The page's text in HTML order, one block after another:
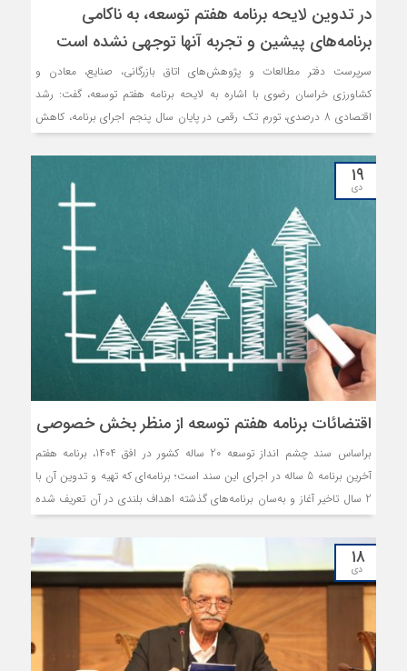
در تدوین لایحه برنامه هفتم توسعه، به ناکامی
برنامه‌های پیشین و تجربه آنها توجهی نشده است
سرپرست دفتر مطالعات و پژوهش‌های اتاق بازرگانی، صنایع، معادن و
کشاورزی خراسان رضوی با اشاره به لایحه برنامه هفتم توسعه، گفت: رشد
اقتصادی 8 درصدی، تورم تک رقمی در پایان سال پنجم اجرای برنامه، کاهش
رشد نقدینگی، نرخ رشد 22 درصدی تشکیل سرمایه ثابت ناخالص و... از
اهداف آرمانی این برنامه است که با واقعیت‌های اقتصاد کشور تطابق ندارد و
دست‌یابی به چنین اهدافی نیازمند اصلاحات ساختاری در کشور است.
۱۹
دی
اقتضائات برنامه هفتم توسعه از منظر بخش خصوصی
براساس سند چشم انداز توسعه 20 ساله کشور در افق 1404، برنامه هفتم
آخرین برنامه 5 ساله در اجرای این سند است؛ برنامه‌ای که تهیه و تدوین آن با
2 سال تاخیر آغاز و به‌سان برنامه‌های گذشته اهداف‌ بلندی در آن تعریف شده
است.
۱۸
دی